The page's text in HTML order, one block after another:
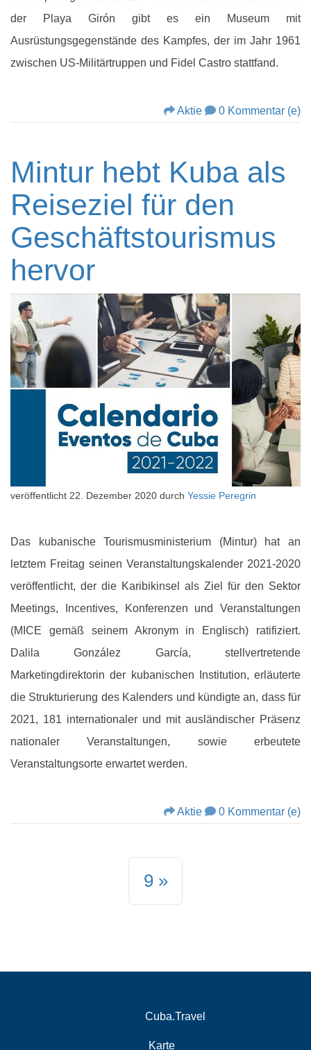
der Playa Girón gibt es ein Museum mit
Ausrüstungsgegenstände des Kampfes, der im Jahr 1961
zwischen US-Militärtruppen und Fidel Castro stattfand.
Aktie 0 Kommentar (e)
Mintur hebt Kuba als
Reiseziel für den
Geschäftstourismus
hervor
veröffentlicht 22. Dezember 2020 durch Yessie Peregrin
Das kubanische Tourismusministerium (Mintur) hat an
letztem Freitag seinen Veranstaltungskalender 2021-2020
veröffentlicht, der die Karibikinsel als Ziel für den Sektor
Meetings, Incentives, Konferenzen und Veranstaltungen
(MICE gemäß seinem Akronym in Englisch) ratifiziert.
Dalila González García, stellvertretende
Marketingdirektorin der kubanischen Institution, erläuterte
die Strukturierung des Kalenders und kündigte an, dass für
2021, 181 internationaler und mit ausländischer Präsenz
nationaler Veranstaltungen, sowie erbeutete
Veranstaltungsorte erwartet werden.
Aktie 0 Kommentar (e)
9
Cuba.Travel
Karte